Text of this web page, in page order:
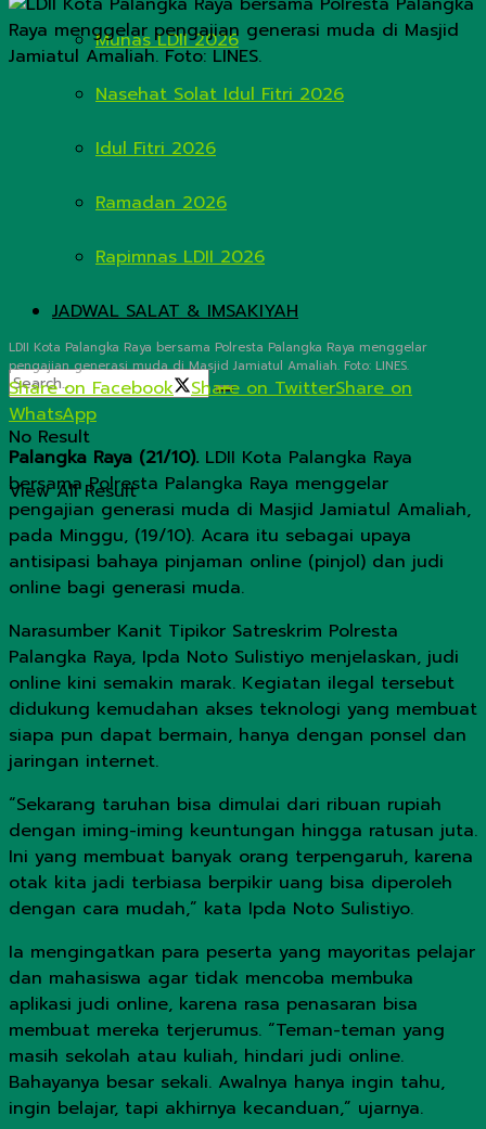
Munas LDII 2026
Nasehat Solat Idul Fitri 2026
Idul Fitri 2026
Ramadan 2026
Rapimnas LDII 2026
JADWAL SALAT & IMSAKIYAH
No Result
View All Result
LDII Kota Palangka Raya bersama Polresta Palangka Raya menggelar
pengajian generasi muda di Masjid Jamiatul Amaliah. Foto: LINES.
Share on Facebook Share on TwitterShare on
WhatsApp
Palangka Raya (21/10). LDII Kota Palangka Raya
bersama Polresta Palangka Raya menggelar
pengajian generasi muda di Masjid Jamiatul Amaliah,
pada Minggu, (19/10). Acara itu sebagai upaya
antisipasi bahaya pinjaman online (pinjol) dan judi
online bagi generasi muda.
Narasumber Kanit Tipikor Satreskrim Polresta
Palangka Raya, Ipda Noto Sulistiyo menjelaskan, judi
online kini semakin marak. Kegiatan ilegal tersebut
didukung kemudahan akses teknologi yang membuat
siapa pun dapat bermain, hanya dengan ponsel dan
jaringan internet.
“Sekarang taruhan bisa dimulai dari ribuan rupiah
dengan iming-iming keuntungan hingga ratusan juta.
Ini yang membuat banyak orang terpengaruh, karena
otak kita jadi terbiasa berpikir uang bisa diperoleh
dengan cara mudah,” kata Ipda Noto Sulistiyo.
Ia mengingatkan para peserta yang mayoritas pelajar
dan mahasiswa agar tidak mencoba membuka
aplikasi judi online, karena rasa penasaran bisa
membuat mereka terjerumus. “Teman-teman yang
masih sekolah atau kuliah, hindari judi online.
Bahayanya besar sekali. Awalnya hanya ingin tahu,
ingin belajar, tapi akhirnya kecanduan,” ujarnya.